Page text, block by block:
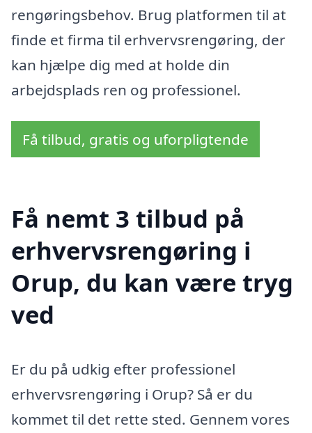
rengøringsbehov. Brug platformen til at
finde et firma til erhvervsrengøring, der
kan hjælpe dig med at holde din
arbejdsplads ren og professionel.
Få tilbud, gratis og uforpligtende
Få nemt 3 tilbud på
erhvervsrengøring i
Orup, du kan være tryg
ved
Er du på udkig efter professionel
erhvervsrengøring i Orup? Så er du
kommet til det rette sted. Gennem vores